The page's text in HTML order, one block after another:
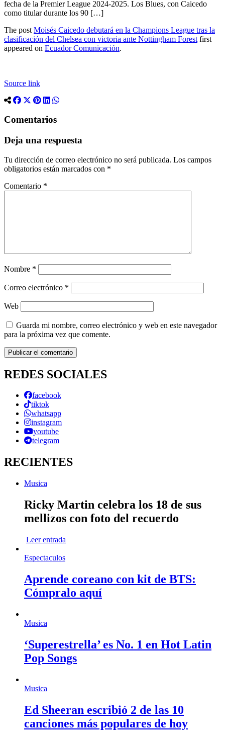
fecha de la Premier League 2024-2025. Los Blues, con Caicedo
como titular durante los 90 […]
The post Moisés Caicedo debutará en la Champions League tras la
clasificación del Chelsea con victoria ante Nottingham Forest first
appeared on Ecuador Comunicación.
Source link
Comentarios
Deja una respuesta
Tu dirección de correo electrónico no será publicada. Los campos
obligatorios están marcados con *
Comentario *
Nombre *
Correo electrónico *
Web
Guarda mi nombre, correo electrónico y web en este navegador
para la próxima vez que comente.
REDES SOCIALES
facebook
tiktok
whatsapp
instagram
youtube
telegram
RECIENTES
Musica
Ricky Martin celebra los 18 de sus
mellizos con foto del recuerdo
Leer entrada
Espectaculos
Aprende coreano con kit de BTS:
Cómpralo aquí
Musica
‘Superestrella’ es No. 1 en Hot Latin
Pop Songs
Musica
Ed Sheeran escribió 2 de las 10
canciones más populares de hoy